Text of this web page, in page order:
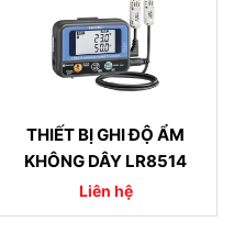
THIẾT BỊ GHI ĐỘ ẨM
KHÔNG DÂY LR8514
Liên hệ